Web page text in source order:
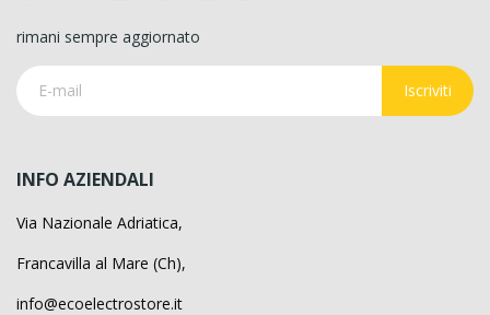
rimani sempre aggiornato
Iscriviti
INFO AZIENDALI
Via Nazionale Adriatica,
Francavilla al Mare (Ch),
info@ecoelectrostore.it